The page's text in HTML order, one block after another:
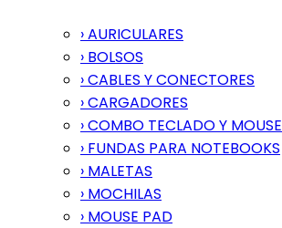
› AURICULARES
› BOLSOS
› CABLES Y CONECTORES
› CARGADORES
› COMBO TECLADO Y MOUSE
› FUNDAS PARA NOTEBOOKS
› MALETAS
› MOCHILAS
› MOUSE PAD